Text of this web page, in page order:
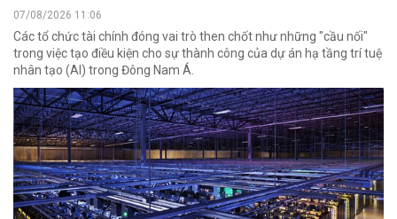
07/08/2026 11:06
Các tổ chức tài chính đóng vai trò then chốt như những "cầu nối"
trong việc tạo điều kiện cho sự thành công của dự án hạ tầng trí tuệ
nhân tạo (AI) trong Đông Nam Á.